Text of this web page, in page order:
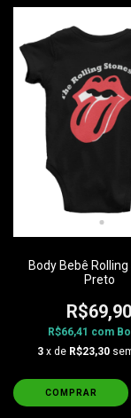
Body Bebê
Preto
R$69,90
R$66,41 com
3 x de R$23,30
COMPRAR